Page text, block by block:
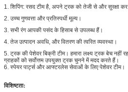
1. शिपिंग: रसद टीम है, अपने ट्रक को तेजी से और सुरक्षा
2. उच्च गुणवत्ता और प्रतिस्पर्धी मूल्य।
3. सभी रंग आपकी पसंद के हिसाब से उपलब्ध हैं।
4. तेज उत्पादन अवधि, और वितरण की त्वरित व्यवस्था।
5. ट्रक की पेशेवर बिक्री टीम। हमारा लक्ष्य ट्रक बेच नहीं
ग्राहकों को सर्वोत्तम उपयुक्त ट्रक चुनने में मदद करते हैं।
6. स्पेयर पार्ट्स और आफ्टरलेस सेवाओं के लिए पेशेवर टीम।
विशिष्टता: